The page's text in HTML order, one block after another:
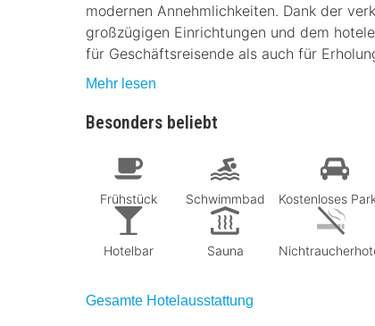
modernen Annehmlichkeiten. Dank der
großzügigen Einrichtungen und dem
für Geschäftsreisende als auch für
Mehr lesen
Besonders beliebt
Frühstück Schwimmbad Kostenloses
Hotelbar Sauna
Gesamte Hotelausstattung